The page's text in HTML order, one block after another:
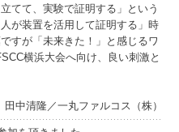
てて、実験で証明する」という
が装置を活用して証明する」時
すが「未来きた！」と感じるワ
横浜大会へ向け、良い刺激と
中清隆／一丸ファルコス（株）